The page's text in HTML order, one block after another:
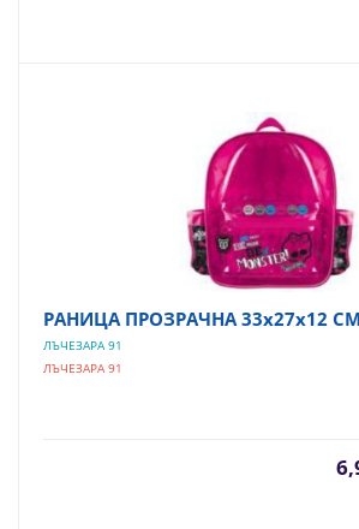
РАНИЦА ПРОЗРАЧНА 33х27х12 СМ
ЛЪЧЕЗАРА 91
ЛЪЧЕЗАРА 91